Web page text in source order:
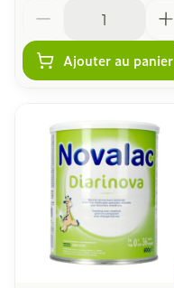
Ajouter au panier